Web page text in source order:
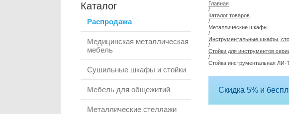
Каталог
Распродажа
Медицинская металлическая
мебель
Сушильные шкафы и стойки
Мебель для общежитий
Металлические стеллажи
Главная
/
Каталог товаров
/
Металлические шкафы
/
Инструментальные шкафы,
/
Стойки для инструментов
/
Стойка инструментальная
Скидка 5% и